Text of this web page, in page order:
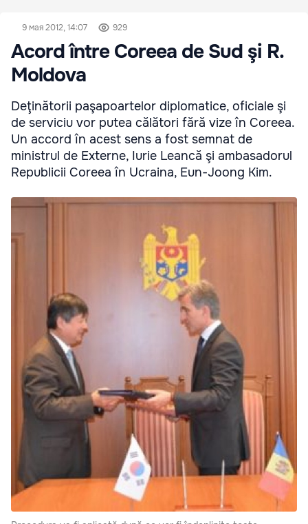
9 мая 2012, 14:07 929
Acord între Coreea de Sud şi R.
Moldova
Deţinătorii paşapoartelor diplomatice, oficiale şi
de serviciu vor putea călători fără vize în Coreea.
Un accord în acest sens a fost semnat de
ministrul de Externe, Iurie Leancă şi ambasadorul
Republicii Coreea în Ucraina, Eun-Joong Kim.